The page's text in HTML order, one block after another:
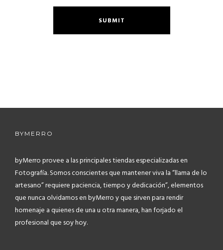
BYMERRO
byMerro provee a las principales tiendas especializadas en
Fotografía.Somos conscientes que mantener viva la “llama de lo
artesano” requiere paciencia, tiempo y dedicación”, elementos
que nunca olvidamos en byMerro y que sirven para rendir
homenaje a quienes de una u otra manera, han forjado el
profesional que soy hoy.